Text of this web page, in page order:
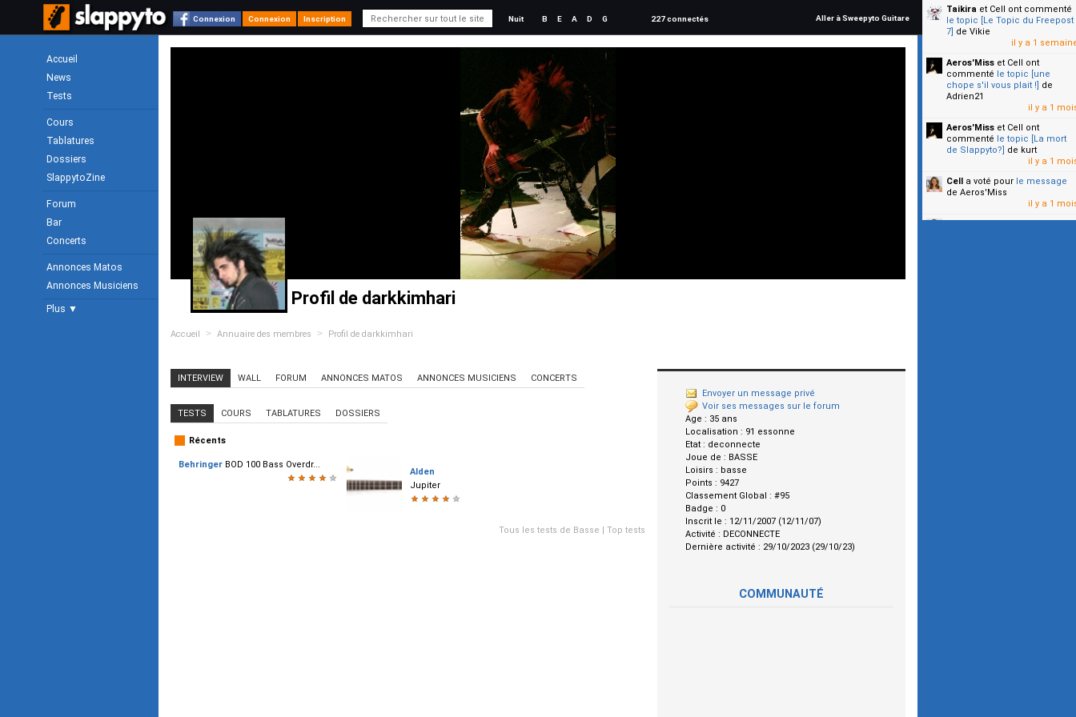
Connexion Connexion Inscription Nuit B E A D G 227 connectés Aller à Sweepyto Guitare
Accueil
News
Tests
Cours
Tablatures
Dossiers
SlappytoZine
Forum
Bar
Concerts
Annonces Matos
Annonces Musiciens
Plus ▼
Profil de darkkimhari
Accueil > Annuaire des membres > Profil de darkkimhari
Envoyer un message privé
Voir ses messages sur le forum
Age : 35 ans
Localisation : 91 essonne
Etat : deconnecte
Joue de : BASSE
Loisirs : basse
Points : 9427
Classement Global : #95
Badge : 0
Inscrit le : 12/11/2007 (12/11/07)
Activité : DECONNECTE
Dernière activité : 29/10/2023 (29/10/23)
COMMUNAUTÉ
INTERVIEW WALL FORUM ANNONCES MATOS ANNONCES MUSICIENS CONCERTS
TESTS COURS TABLATURES DOSSIERS
Récents
Behringer BOD 100 Bass Overdr...
★ ★ ★ ★ ★
Alden
Jupiter
★ ★ ★ ★ ★
Tous les tests de Basse | Top tests
Taikira et Cell ont commenté
le topic [Le Topic du Freepost
7] de Vikie
il y a 1
Aeros'Miss et Cell ont
commenté le topic [une
chope s'il vous plait !] de
Adrien21
il y a 1
Aeros'Miss et Cell ont
commenté le topic [La mort
de Slappyto?] de kurt
il y a 1
Cell a voté pour le message
de Aeros'Miss
il y a 1
Cella voté pourle message